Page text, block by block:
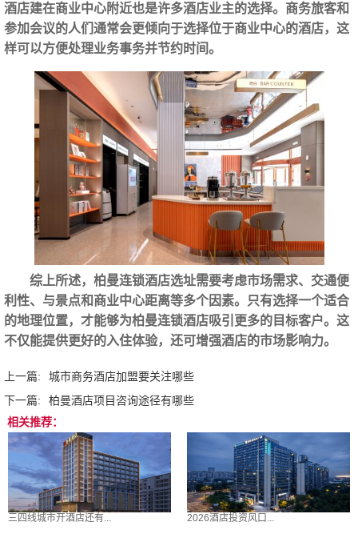
酒店建在商业中心附近也是许多酒店业主的选择。商务旅客和
参加会议的人们通常会更倾向于选择位于商业中心的酒店，这
样可以方便处理业务事务并节约时间。
综上所述，柏曼连锁酒店选址需要考虑市场需求、交通便
利性、与景点和商业中心距离等多个因素。只有选择一个适合
的地理位置，才能够为柏曼连锁酒店吸引更多的目标客户。这
不仅能提供更好的入住体验，还可增强酒店的市场影响力。‍
上一篇:
城市商务酒店加盟要关注哪些
下一篇:
柏曼酒店项目咨询途径有哪些
相关推荐：
三四线城市开酒店还有... 2026酒店投资风口...